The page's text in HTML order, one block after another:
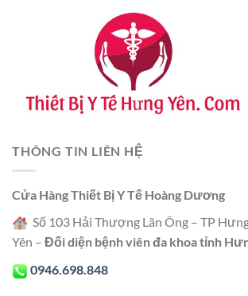
THÔNG TIN LIÊN HỆ
Cửa Hàng Thiết Bị Y Tế Hoàng Dương
Số 103 Hải Thượng Lãn Ông – TP
Yên – Đối diện bệnh viên đa khoa tỉnh
0946.698.848